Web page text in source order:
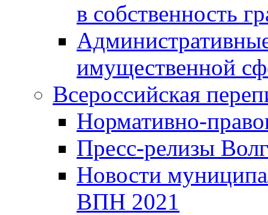
в собственность
имущественной
Всероссийская
Нормативно-
Пресс-релизы
Новости
ВПН 2021